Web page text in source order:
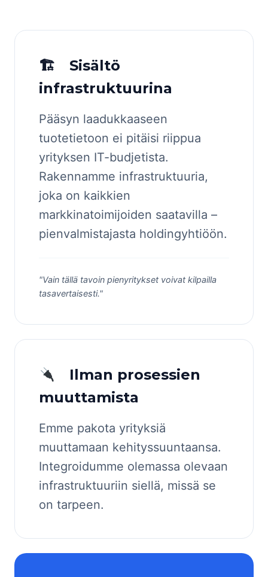
🏗 Sisältö
infrastruktuurina
Pääsyn laadukkaaseen
tuotetietoon ei pitäisi riippua
yrityksen IT-budjetista.
Rakennamme infrastruktuuria,
joka on kaikkien
markkinatoimijoiden saatavilla –
pienvalmistajasta holdingyhtiöön.
"Vain tällä tavoin pienyritykset voivat kilpailla
tasavertaisesti."
Ilman prosessien
muuttamista
Emme pakota yrityksiä
muuttamaan kehityssuuntaansa.
Integroidumme olemassa olevaan
infrastruktuuriin siellä, missä se
on tarpeen.